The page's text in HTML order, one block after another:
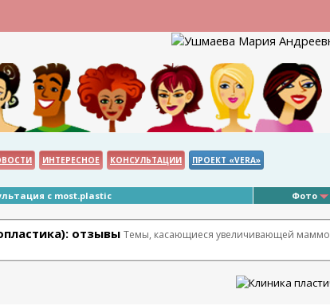
ИНТЕРЕСНОЕ КОНСУЛЬТАЦИИ ПРОЕКТ «VERA»
с most.plastic Фото
отзывы Темы, касающиеся увеличивающей